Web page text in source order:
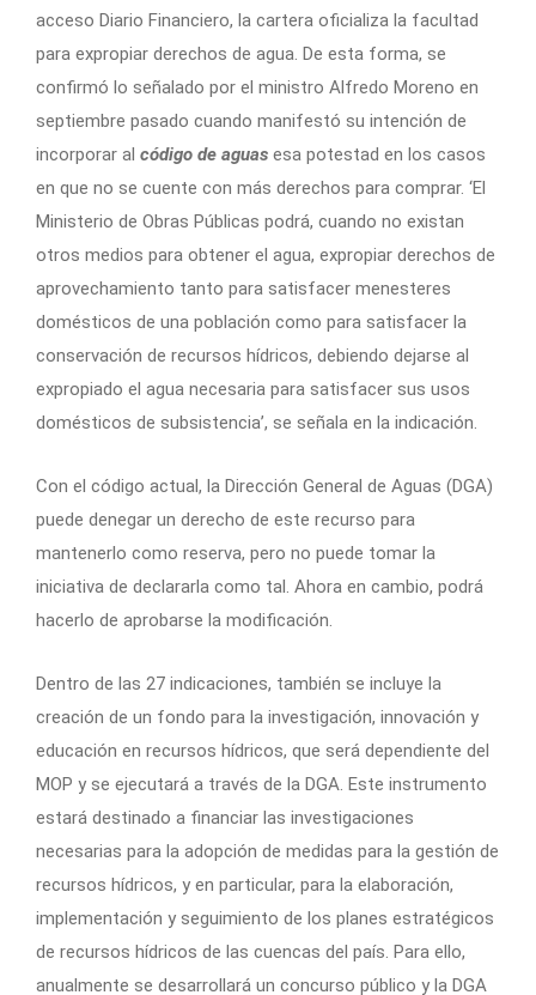
acceso Diario Financiero, la cartera oficializa la facultad
para expropiar derechos de agua. De esta forma, se
confirmó lo señalado por el ministro Alfredo Moreno en
septiembre pasado cuando manifestó su intención de
incorporar al código de aguas esa potestad en los casos
en que no se cuente con más derechos para comprar. ‘El
Ministerio de Obras Públicas podrá, cuando no existan
otros medios para obtener el agua, expropiar derechos de
aprovechamiento tanto para satisfacer menesteres
domésticos de una población como para satisfacer la
conservación de recursos hídricos, debiendo dejarse al
expropiado el agua necesaria para satisfacer sus usos
domésticos de subsistencia’, se señala en la indicación.
Con el código actual, la Dirección General de Aguas (DGA)
puede denegar un derecho de este recurso para
mantenerlo como reserva, pero no puede tomar la
iniciativa de declararla como tal. Ahora en cambio, podrá
hacerlo de aprobarse la modificación.
Dentro de las 27 indicaciones, también se incluye la
creación de un fondo para la investigación, innovación y
educación en recursos hídricos, que será dependiente del
MOP y se ejecutará a través de la DGA. Este instrumento
estará destinado a financiar las investigaciones
necesarias para la adopción de medidas para la gestión de
recursos hídricos, y en particular, para la elaboración,
implementación y seguimiento de los planes estratégicos
de recursos hídricos de las cuencas del país. Para ello,
anualmente se desarrollará un concurso público y la DGA